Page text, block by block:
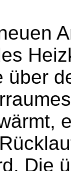
über
Die